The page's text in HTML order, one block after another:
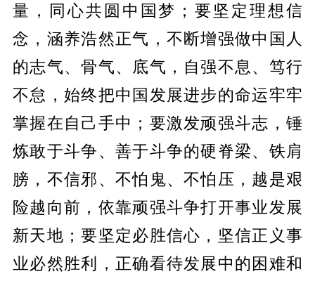
量，同心共圆中国梦；要坚定理想信
念，涵养浩然正气，不断增强做中国人
的志气、骨气、底气，自强不息、笃行
不怠，始终把中国发展进步的命运牢牢
掌握在自己手中；要激发顽强斗志，锤
炼敢于斗争、善于斗争的硬脊梁、铁肩
膀，不信邪、不怕鬼、不怕压，越是艰
险越向前，依靠顽强斗争打开事业发展
新天地；要坚定必胜信心，坚信正义事
业必然胜利，正确看待发展中的困难和